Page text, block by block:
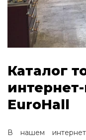
Каталог
EuroHall
В нашем